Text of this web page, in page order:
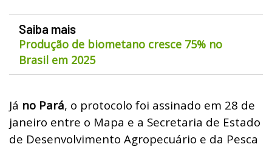
Saiba mais
Produção de biometano cresce 75% no
Brasil em 2025
Já no Pará, o protocolo foi assinado em 28 de
janeiro entre o Mapa e a Secretaria de Estado
de Desenvolvimento Agropecuário e da Pesca